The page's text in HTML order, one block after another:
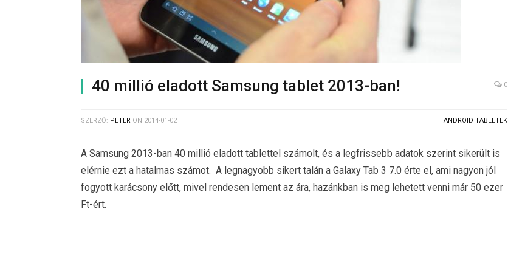
40 millió eladott Samsung tablet 2013-ban! 0
SZERZŐ: PÉTER ON 2014-01-02 ANDROID TABLETEK
A Samsung 2013-ban 40 millió eladott tablettel számolt, és a legfrissebb adatok szerint sikerült is
elérnie ezt a hatalmas számot. A legnagyobb sikert talán a Galaxy Tab 3 7.0 érte el, ami nagyon jól
fogyott karácsony előtt, mivel rendesen lement az ára, hazánkban is meg lehetett venni már 50 ezer
Ft-ért.